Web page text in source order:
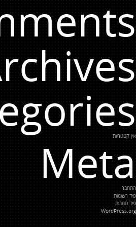
אין קטגוריות
Meta
התחבר
פיד רשומות
פיד תגובות
WordPress.org